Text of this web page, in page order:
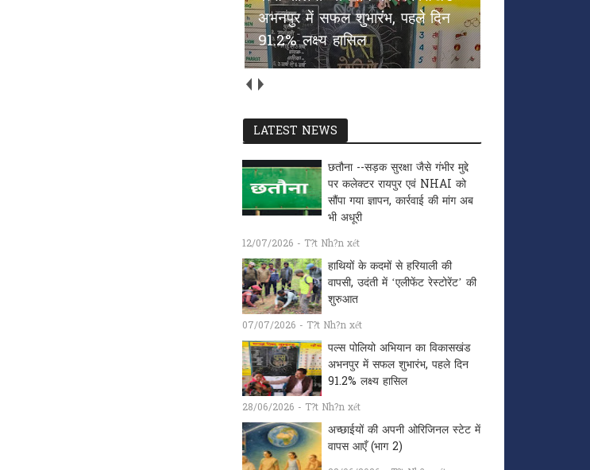
अच्छाईयों की अपनी ओरिजिनल स्टेट
में वापस आएँ (भाग 2)
LATEST NEWS
छतौना --सड़क सुरक्षा जैसे गंभीर मुद्दे
पर कलेक्टर रायपुर एवं NHAI को
सौंपा गया ज्ञापन, कार्रवाई की मांग अब
भी अधूरी
12/07/2026 - T?t Nh?n xét
हाथियों के कदमों से हरियाली की
वापसी, उदंती में ‘एलीफेंट रेस्टोरेंट’ की
शुरुआत
07/07/2026 - T?t Nh?n xét
पल्स पोलियो अभियान का विकासखंड
अभनपुर में सफल शुभारंभ, पहले दिन
91.2% लक्ष्य हासिल
28/06/2026 - T?t Nh?n xét
अच्छाईयों की अपनी ओरिजिनल स्टेट में
वापस आएँ (भाग 2)